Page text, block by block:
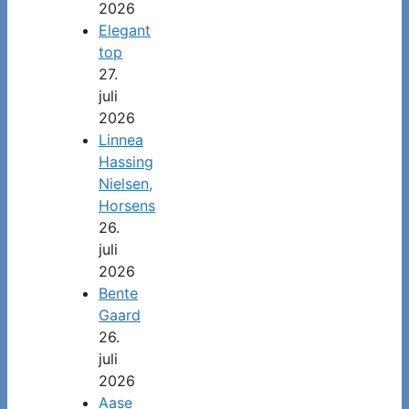
2026
Elegant
top
27.
juli
2026
Linnea
Hassing
Nielsen,
Horsens
26.
juli
2026
Bente
Gaard
26.
juli
2026
Aase